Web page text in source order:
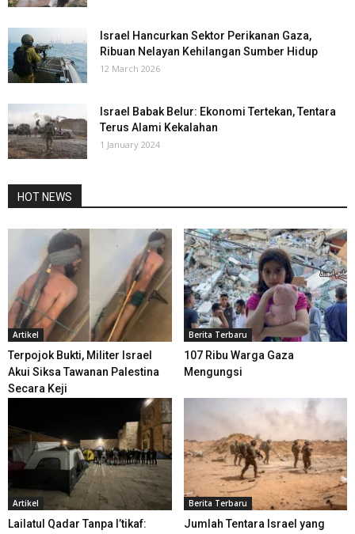
Israel Hancurkan Sektor Perikanan Gaza,
Ribuan Nelayan Kehilangan Sumber Hidup
12 March 2026
Israel Babak Belur: Ekonomi Tertekan, Tentara
Terus Alami Kekalahan
1 January 2024
HOT NEWS
Artikel
Terpojok Bukti, Militer Israel
Akui Siksa Tawanan Palestina
Secara Keji
Berita Terbaru
107 Ribu Warga Gaza
Mengungsi
Artikel
Lailatul Qadar Tanpa I’tikaf:
Berita Terbaru
Jumlah Tentara Israel yang